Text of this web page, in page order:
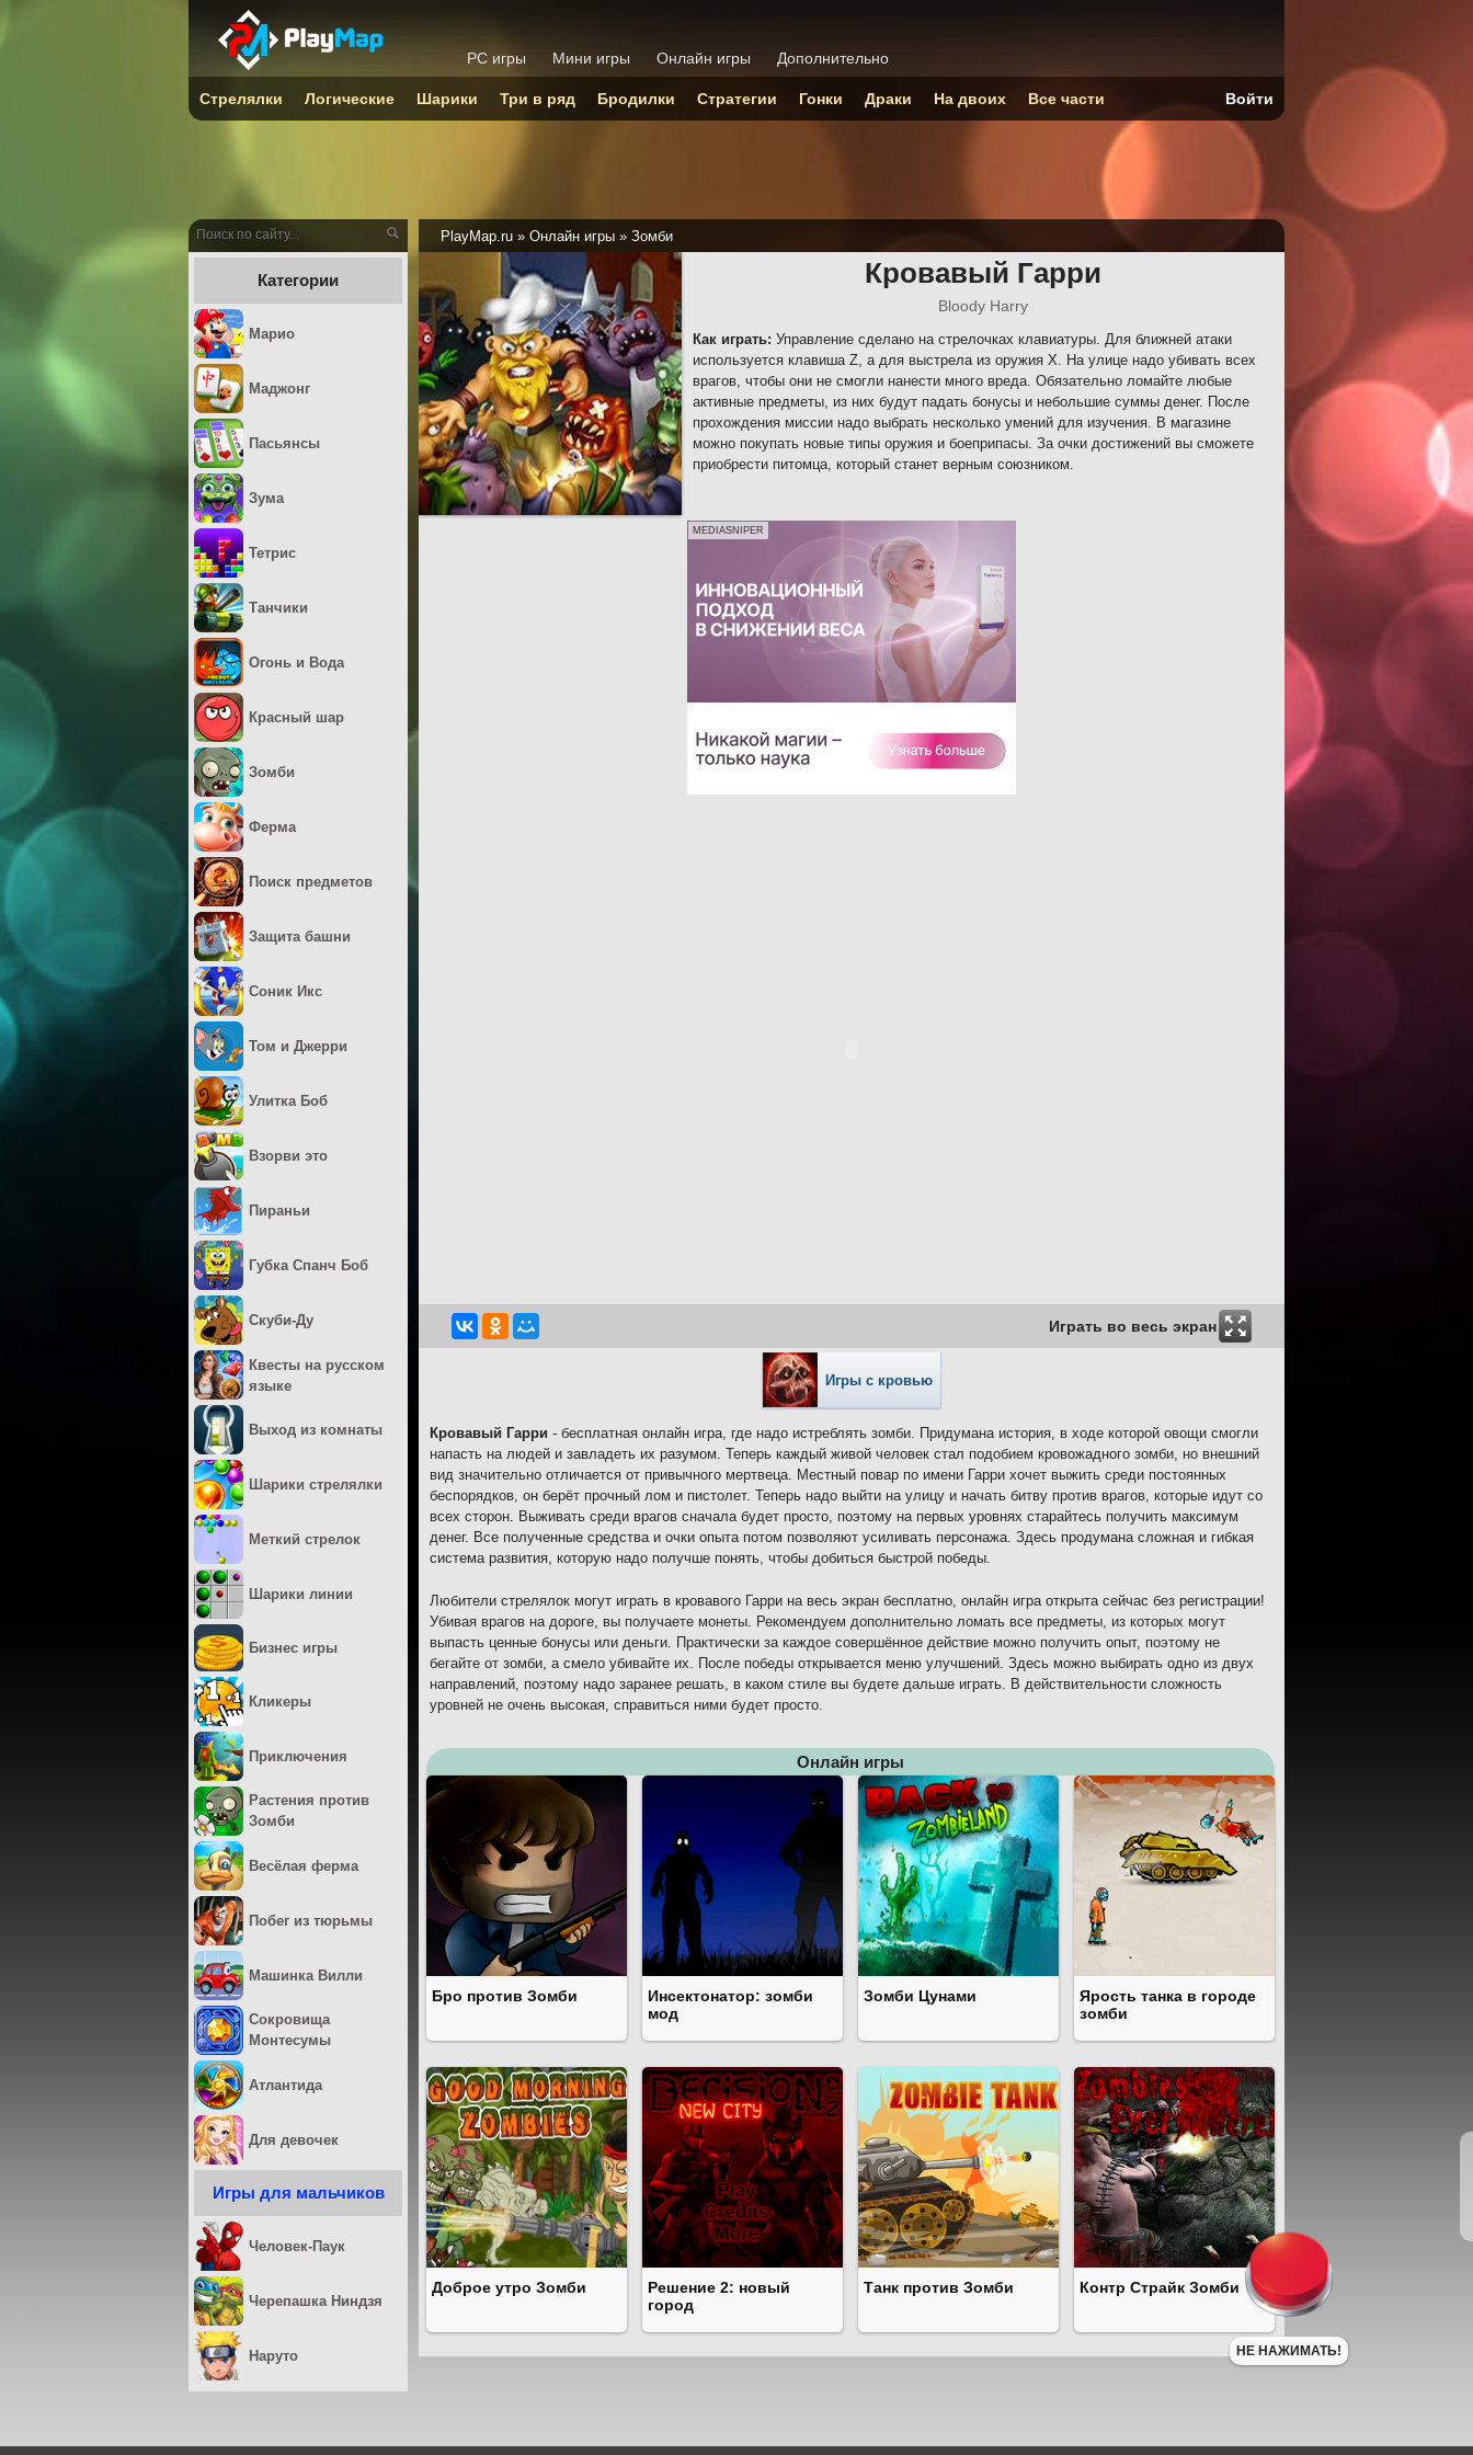
PlayMap.ru » Онлайн игры » Зомби
Кровавый Гарри
Bloody Harry
Как играть: Управление сделано на стрелочках клавиатуры. Для ближней атаки
используется клавиша Z, а для выстрела из оружия X. На улице надо убивать всех
врагов, чтобы они не смогли нанести много вреда. Обязательно ломайте любые
активные предметы, из них будут падать бонусы и небольшие суммы денег. После
прохождения миссии надо выбрать несколько умений для изучения. В магазине
можно покупать новые типы оружия и боеприпасы. За очки достижений вы сможете
приобрести питомца, который станет верным союзником.
MEDIASNIPER
Играть во весь экран
Игры с кровью
Кровавый Гарри - бесплатная онлайн игра, где надо истреблять зомби. Придумана история, в ходе которой овощи смогли
напасть на людей и завладеть их разумом. Теперь каждый живой человек стал подобием кровожадного зомби, но внешний
вид значительно отличается от привычного мертвеца. Местный повар по имени Гарри хочет выжить среди постоянных
беспорядков, он берёт прочный лом и пистолет. Теперь надо выйти на улицу и начать битву против врагов, которые идут со
всех сторон. Выживать среди врагов сначала будет просто, поэтому на первых уровнях старайтесь получить максимум
денег. Все полученные средства и очки опыта потом позволяют усиливать персонажа. Здесь продумана сложная и гибкая
система развития, которую надо получше понять, чтобы добиться быстрой победы.
Любители стрелялок могут играть в кровавого Гарри на весь экран бесплатно, онлайн игра открыта сейчас без регистрации!
Убивая врагов на дороге, вы получаете монеты. Рекомендуем дополнительно ломать все предметы, из которых могут
выпасть ценные бонусы или деньги. Практически за каждое совершённое действие можно получить опыт, поэтому не
бегайте от зомби, а смело убивайте их. После победы открывается меню улучшений. Здесь можно выбирать одно из двух
направлений, поэтому надо заранее решать, в каком стиле вы будете дальше играть. В действительности сложность
уровней не очень высокая, справиться ними будет просто.
Онлайн игры
Бро против Зомби
Инсектонатор: зомби
мод
Зомби Цунами
Ярость танка в городе
зомби
Доброе утро Зомби
Решение 2: новый
город
Танк против Зомби Контр Страйк Зомби
Категории
Марио
Маджонг
Пасьянсы
Зума
Тетрис
Танчики
Огонь и Вода
Красный шар
Зомби
Ферма
Поиск предметов
Защита башни
Соник Икс
Том и Джерри
Улитка Боб
Взорви это
Пираньи
Губка Спанч Боб
Скуби-Ду
Квесты на русском
языке
Выход из комнаты
Шарики стрелялки
Меткий стрелок
Шарики линии
Бизнес игры
Кликеры
Приключения
Растения против
Зомби
Весёлая ферма
Побег из тюрьмы
Машинка Вилли
Сокровища
Монтесумы
Атлантида
Для девочек
Игры для мальчиков
Человек-Паук
Черепашка Ниндзя
Наруто
PC игры Мини игры Онлайн игры Дополнительно
Стрелялки Логические Шарики Три в ряд Бродилки Стратегии Гонки Драки На двоих Все части Войти
НЕ НАЖИМАТЬ!